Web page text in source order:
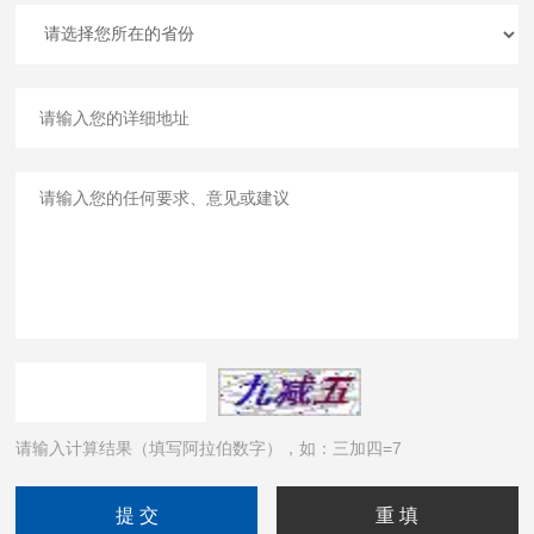
请输入计算结果（填写阿拉伯数字），如：三加四=7